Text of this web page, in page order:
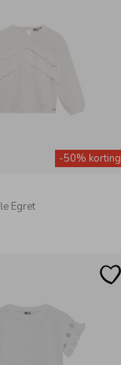
-50% korting
Egret